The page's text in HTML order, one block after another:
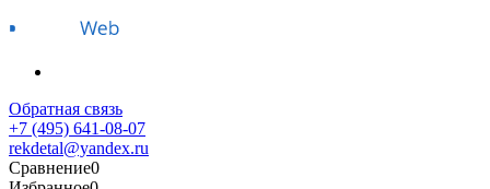
Обратная связь
+7 (495) 641-08-07
rekdetal@yandex.ru
Сравнение0